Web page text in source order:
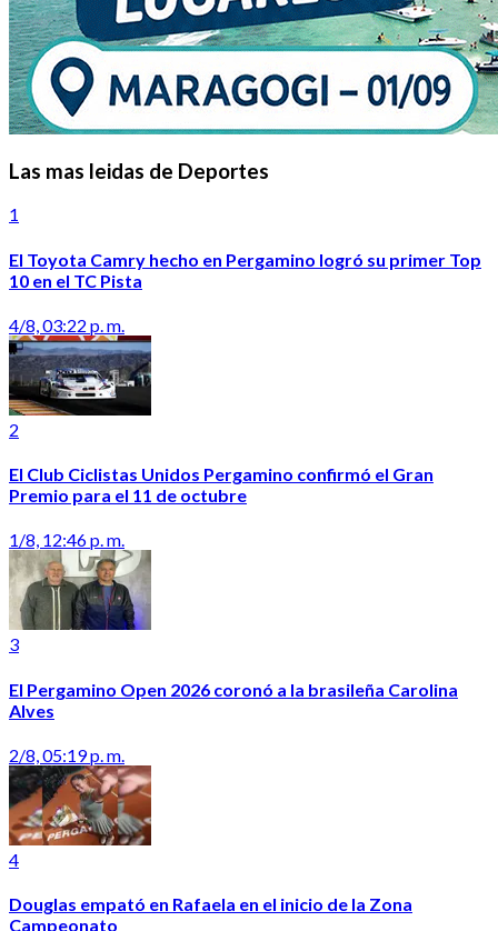
Las mas leidas de Deportes
1
El Toyota Camry hecho en Pergamino logró su primer Top
10 en el TC Pista
4/8, 03:22 p. m.
2
El Club Ciclistas Unidos Pergamino confirmó el Gran
Premio para el 11 de octubre
1/8, 12:46 p. m.
3
El Pergamino Open 2026 coronó a la brasileña Carolina
Alves
2/8, 05:19 p. m.
4
Douglas empató en Rafaela en el inicio de la Zona
Campeonato